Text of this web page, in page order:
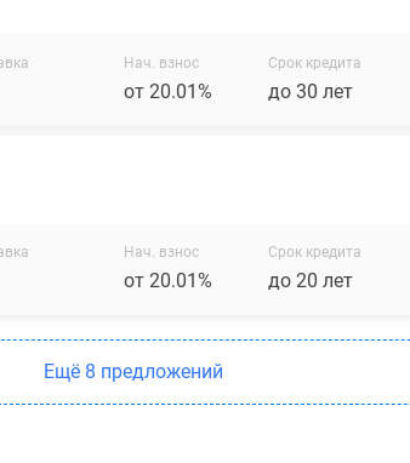
Нач. взнос
от 20.01%
Срок кредита
до 30 лет
Нач. взнос
от 20.01%
Срок кредита
до 20 лет
Ещё 8 предложений